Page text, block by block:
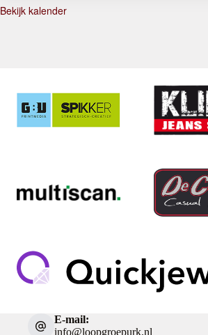
Bekijk kalender
E-mail:
info@loopgroepurk.nl